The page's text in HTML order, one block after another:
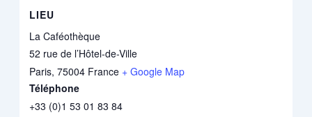
LIEU
La Caféothèque
52 rue de l’Hô­tel-de-Ville
Paris, 75004 France + Google Map
Téléphone
+33 (0)1 53 01 83 84